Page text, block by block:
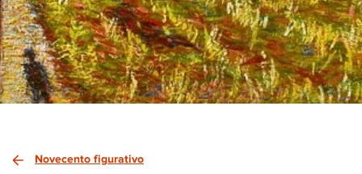
Novecento figurativo